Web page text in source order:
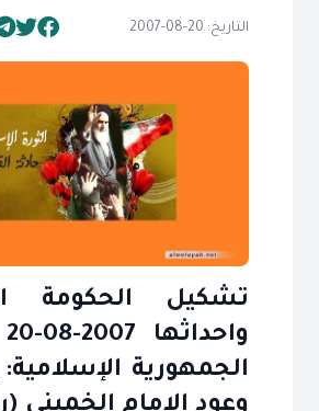
التاريخ: 20-08-2007
تشكيل الحكومة
الجمهورية